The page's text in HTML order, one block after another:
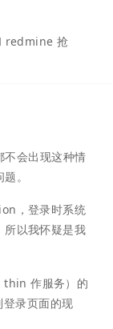
redmine 抢
不会出现这种情
。
，登录时系统
以我怀疑是我
thin 作服务）的
录页面的现